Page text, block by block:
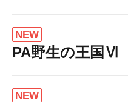
NEW
PA野生の王国Ⅵ
NEW